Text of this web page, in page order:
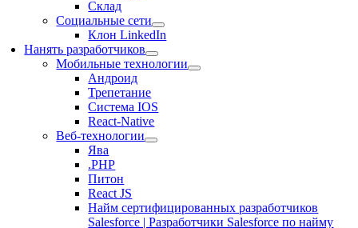
Склад
Социальные сети
Клон LinkedIn
Нанять разработчиков
Мобильные технологии
Андроид
Трепетание
Система IOS
React-Native
Веб-технологии
Ява
.PHP
Питон
React JS
Найм сертифицированных разработчиков
Salesforce | Разработчики Salesforce по найму